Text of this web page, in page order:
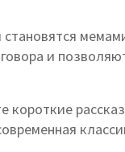
и
короткие